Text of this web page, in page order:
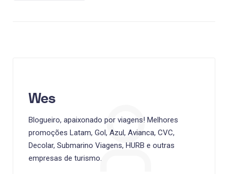
Wes
Blogueiro, apaixonado por viagens! Melhores
promoções Latam, Gol, Azul, Avianca, CVC,
Decolar, Submarino Viagens, HURB e outras
empresas de turismo.